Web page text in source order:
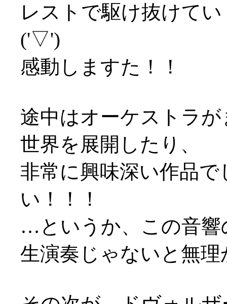
レストで駆け抜けて
('▽')
感動しますた！！
途中はオーケストラ
世界を展開したり、
非常に興味深い作品
い！！！
…というか、この音響
生演奏じゃないと無